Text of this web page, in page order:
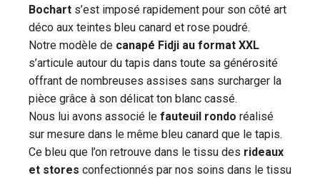
Bochart s’est imposé rapidement pour son côté art
déco aux teintes bleu canard et rose poudré.
Notre modèle de canapé Fidji au format XXL
s’articule autour du tapis dans toute sa générosité
offrant de nombreuses assises sans surcharger la
pièce grâce à son délicat ton blanc cassé.
Nous lui avons associé le fauteuil rondo réalisé
sur mesure dans le même bleu canard que le tapis.
Ce bleu que l’on retrouve dans le tissu des rideaux
et stores confectionnés par nos soins dans le tissu